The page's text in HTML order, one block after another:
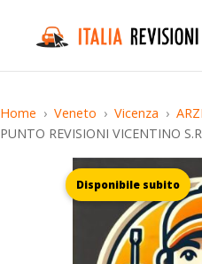
Home Veneto Vicenza
PUNTO REVISIONI VICENTINO